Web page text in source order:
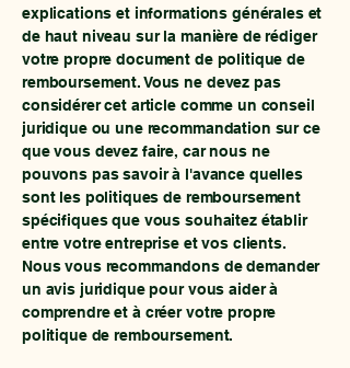
explications et informations générales et
de haut niveau sur la manière de rédiger
votre propre document de politique de
remboursement. Vous ne devez pas
considérer cet article comme un conseil
juridique ou une recommandation sur ce
que vous devez faire, car nous ne
pouvons pas savoir à l'avance quelles
sont les politiques de remboursement
spécifiques que vous souhaitez établir
entre votre entreprise et vos clients.
Nous vous recommandons de demander
un avis juridique pour vous aider à
comprendre et à créer votre propre
politique de remboursement.